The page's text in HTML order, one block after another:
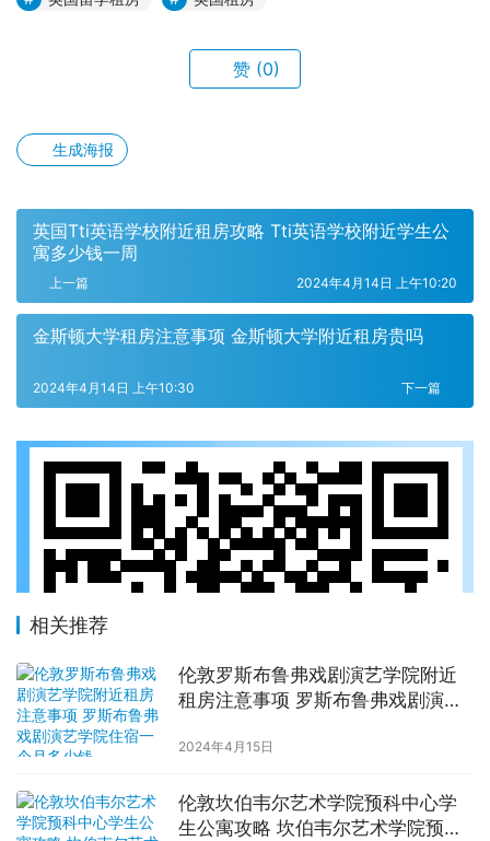
赞 (0)
生成海报
英国Tti英语学校附近租房攻略 Tti英语学校附近学生公
寓多少钱一周
上一篇 2024年4月14日 上午10:20
金斯顿大学租房注意事项 金斯顿大学附近租房贵吗
下一篇
2024年4月14日 上午10:30
相关推荐
伦敦罗斯布鲁弗戏剧演艺学院附近
租房注意事项 罗斯布鲁弗戏剧演艺
2024年4月15日
伦敦坎伯韦尔艺术学院预科中心学
生公寓攻略 坎伯韦尔艺术学院预科